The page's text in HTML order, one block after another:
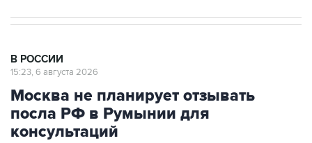
В РОССИИ
15:23, 6 августа 2026
Москва не планирует отзывать
посла РФ в Румынии для
консультаций